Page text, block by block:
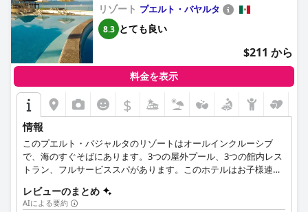
リゾート プエルト・バヤルタ
8.3 とても良い
$211 から
料金を表示
$
情報
このプエルト・バジャルタのリゾートはオールインクルーシブ
で、海のすぐそばにあります。3つの屋外プール、3つの館内レス
トラン、フルサービススパがあります。このホテルはお子様連れ
あります。
レビューのまとめ
AIによる要約